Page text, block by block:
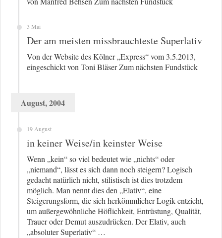
3 Mai
Der am meisten missbrauchteste Superlativ
Von der Website des Kölner „Express“ vom 3.5.2013,
eingeschickt von Toni Bläser Zum nächsten Fundstück
August, 2004
19 August
in keiner Weise/in keinster Weise
Wenn „kein“ so viel bedeutet wie „nichts“ oder
„niemand“, lässt es sich dann noch steigern? Logisch
gedacht natürlich nicht, stilistisch ist dies trotzdem
möglich. Man nennt dies den „Elativ“, eine
Steigerungsform, die sich herkömmlicher Logik entzieht,
um außergewöhnliche Höflichkeit, Entrüstung, Qualität,
Trauer oder Demut auszudrücken. Der Elativ, auch
„absoluter Superlativ“ …